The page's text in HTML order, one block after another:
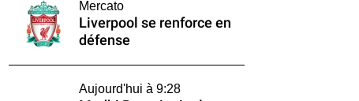
Mercato
Liverpool se renforce en
défense
Aujourd'hui à 9:28